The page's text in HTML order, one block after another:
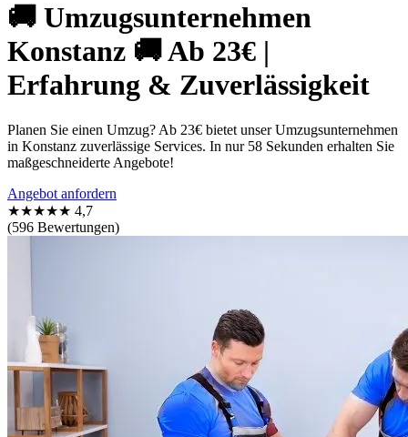
🚚 Umzugsunternehmen
Konstanz 🚚 Ab 23€ |
Erfahrung & Zuverlässigkeit
Planen Sie einen Umzug? Ab 23€ bietet unser Umzugsunternehmen
in Konstanz zuverlässige Services. In nur 58 Sekunden erhalten Sie
maßgeschneiderte Angebote!
Angebot anfordern
★★★★★ 4,7
(596 Bewertungen)